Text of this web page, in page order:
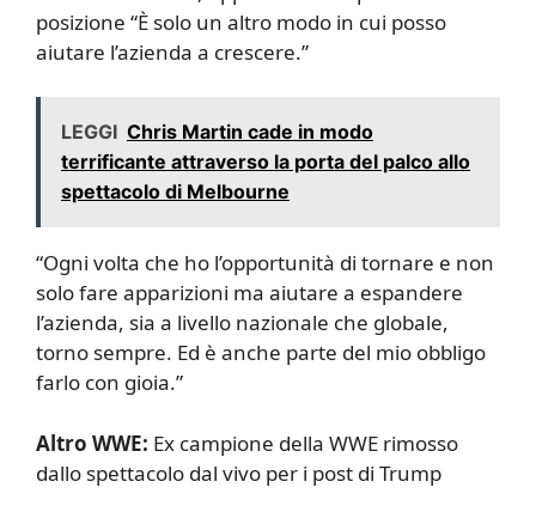
posizione “È solo un altro modo in cui posso
aiutare l’azienda a crescere.”
LEGGI Chris Martin cade in modo
terrificante attraverso la porta del palco allo
spettacolo di Melbourne
“Ogni volta che ho l’opportunità di tornare e non
solo fare apparizioni ma aiutare a espandere
l’azienda, sia a livello nazionale che globale,
torno sempre. Ed è anche parte del mio obbligo
farlo con gioia.”
Altro WWE: Ex campione della WWE rimosso
dallo spettacolo dal vivo per i post di Trump